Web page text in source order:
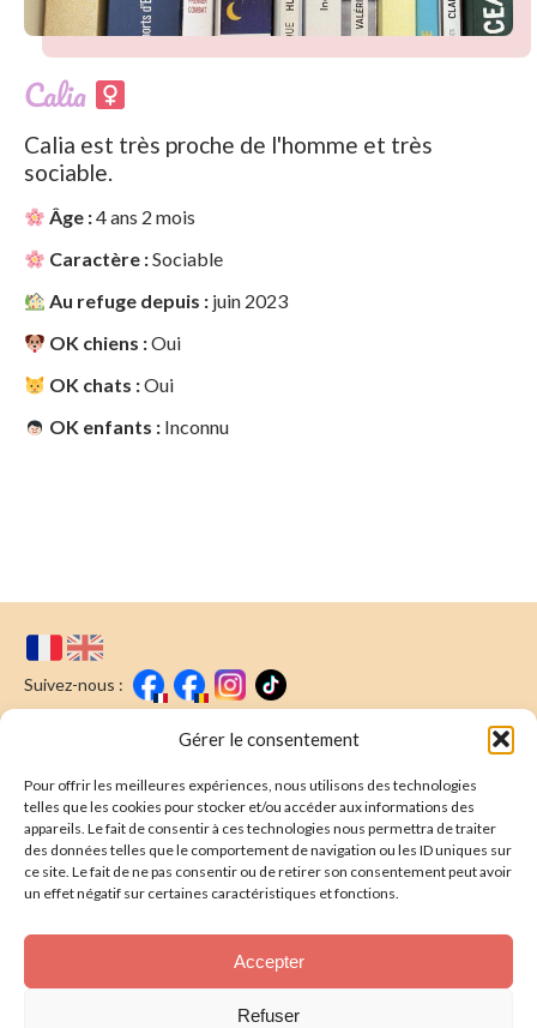
Gérer le consentement
Pour offrir les meilleures expériences, nous utilisons des technologies
telles que les cookies pour stocker et/ou accéder aux informations des
appareils. Le fait de consentir à ces technologies nous permettra de traiter
des données telles que le comportement de navigation ou les ID uniques sur
ce site. Le fait de ne pas consentir ou de retirer son consentement peut avoir
un effet négatif sur certaines caractéristiques et fonctions.
Accepter
Refuser
Calia
Calia est très proche de l'homme et très
sociable.
Âge :4 ans 2 mois
Caractère :Sociable
Au refuge depuis : juin 2023
OK chiens :Oui
OK chats :Oui
OK enfants : Inconnu
Suivez-nous :
Nous écrire
Newsletter
E-mail* : Souscrire
J'ai lu & j'accepte lapolitique de confidentalité